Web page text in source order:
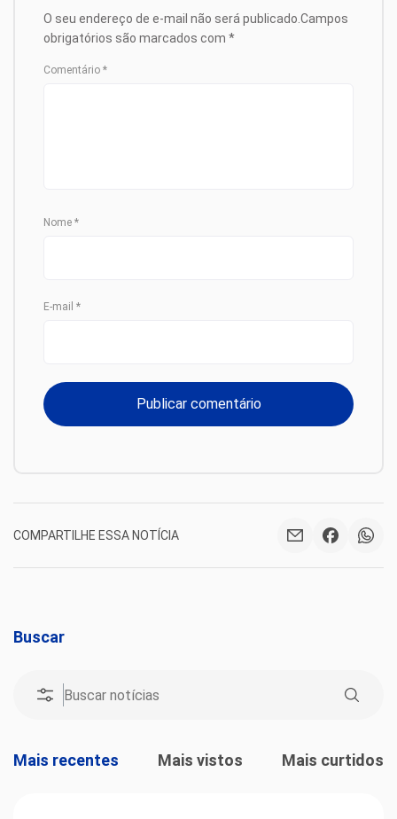
O seu endereço de e-mail não será publicado. Campos
obrigatórios são marcados com *
Comentário *
Nome *
E-mail *
COMPARTILHE ESSA NOTÍCIA
Buscar
Mais recentes Mais vistos Mais curtidos